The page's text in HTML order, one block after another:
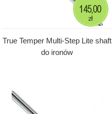
True Temper Multi-Step Lite shaft
do ironów
145,00
zł